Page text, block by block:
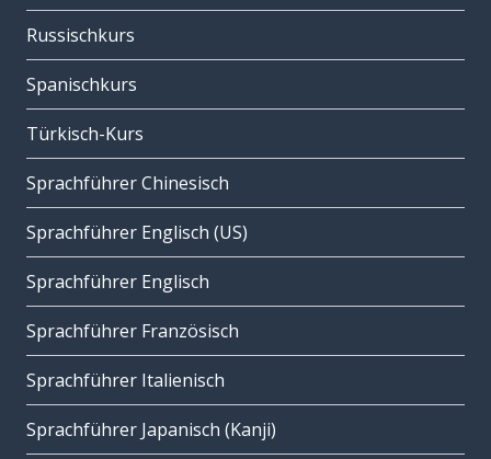
Russischkurs
Spanischkurs
Türkisch-Kurs
Sprachführer Chinesisch
Sprachführer Englisch (US)
Sprachführer Englisch
Sprachführer Französisch
Sprachführer Italienisch
Sprachführer Japanisch (Kanji)